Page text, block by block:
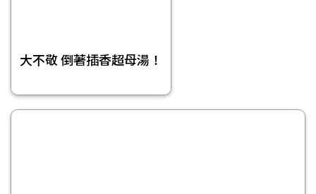
大不敬 倒著插香超母湯！